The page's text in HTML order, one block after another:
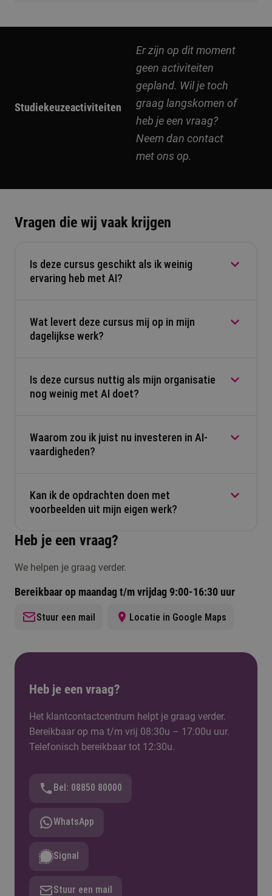
Studiekeuzeactiviteiten
Er zijn op dit moment
geen activiteiten
gepland. Wil je toch
graag langskomen of
heb je een vraag?
Neem dan contact
met ons op.
Vragen die wij vaak krijgen
Is deze cursus geschikt als ik weinig
ervaring heb met AI?
Ja. Je leert stap voor stap hoe je AI slim inzet in
je werk. Je hebt geen technische achtergrond
Wat levert deze cursus mij op in mijn
dagelijkse werk?
Je ontdekt hoe AI je helpt tijd besparen, betere
analyses maken en creatiever werken. Je krijgt
Is deze cursus nuttig als mijn organisatie
nog weinig met AI doet?
Ja. Je leert hoe je zelf kunt starten, kansen
herkent en collega’s meeneemt in verantwoord en
Waarom zou ik juist nu investeren in AI-
vaardigheden?
AI verandert werk snel. Wie nu leert hoe je AI
verantwoord en effectief inzet, blijft relevant en
Kan ik de opdrachten doen met
voorbeelden uit mijn eigen werk?
ziet hoe AI jouw dagelijkse taken slimmer en
efficiënter maakt.
Heb je een vraag?
We helpen je graag verder.
Bereikbaar op maandag t/m vrijdag 9:00-16:30 uur
Stuur een mail Locatie in Google Maps
Heb je een vraag?
Het klantcontactcentrum helpt je graag verder.
Bereikbaar op ma t/m vrij 08:30u – 17:00u uur.
Telefonisch bereikbaar tot 12:30u.
Bel: 08850 80000
WhatsApp
Signal
Stuur een mail